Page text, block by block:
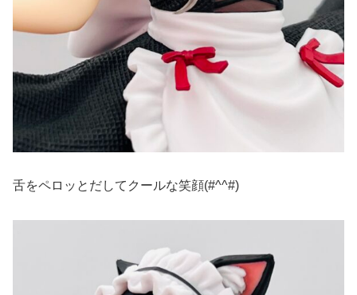
舌をペロッとだしてクールな笑顔(#^^#)